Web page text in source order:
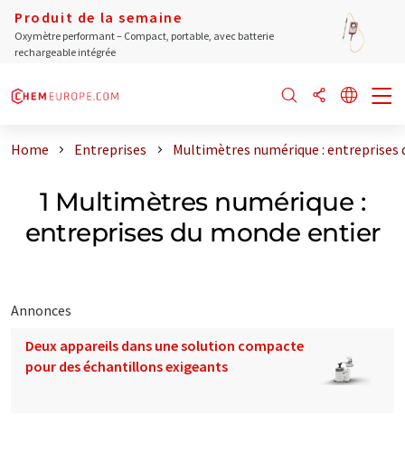
Produit de la semaine
Oxymètre performant – Compact, portable, avec batterie
rechargeable intégrée
Home Entreprises Multimètres numérique : entreprises
1 Multimètres numérique :
entreprises du monde entier
Annonces
Deux appareils dans une solution compacte
pour des échantillons exigeants